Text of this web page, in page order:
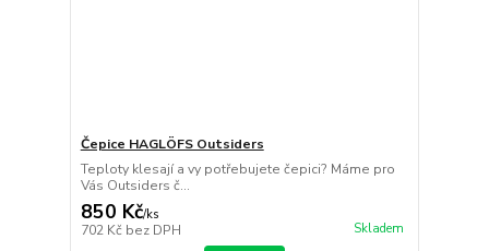
Čepice HAGLÖFS Outsiders
Teploty klesají a vy potřebujete čepici? Máme pro
Vás Outsiders č...
850 Kč/ks
702 Kč bez DPH Skladem